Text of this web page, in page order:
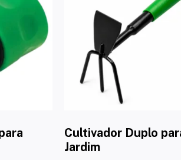
Cultivador Duplo
Jardim